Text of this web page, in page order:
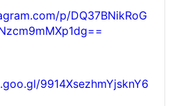
p/DQ37BNikRoG
9914XsezhmYjsknY6